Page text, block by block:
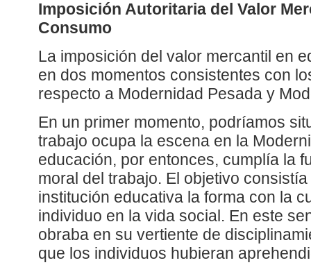
Imposición Autoritaria del Valor
Consumo
La imposición del valor mercantil en
en dos momentos consistentes con
respecto a Modernidad Pesada y
En un primer momento, podríamos
trabajo ocupa la escena en la
educación, por entonces, cumplía la
moral del trabajo. El objetivo
institución educativa la forma con la
individuo en la vida social. En este
obraba en su vertiente de
que los individuos hubieran